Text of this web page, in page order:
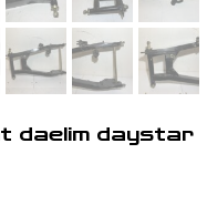
daelim daystar